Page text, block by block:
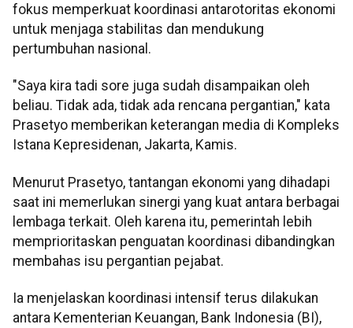
fokus memperkuat koordinasi antarotoritas ekonomi
untuk menjaga stabilitas dan mendukung
pertumbuhan nasional.
"Saya kira tadi sore juga sudah disampaikan oleh
beliau. Tidak ada, tidak ada rencana pergantian," kata
Prasetyo memberikan keterangan media di Kompleks
Istana Kepresidenan, Jakarta, Kamis.
Menurut Prasetyo, tantangan ekonomi yang dihadapi
saat ini memerlukan sinergi yang kuat antara berbagai
lembaga terkait. Oleh karena itu, pemerintah lebih
memprioritaskan penguatan koordinasi dibandingkan
membahas isu pergantian pejabat.
Ia menjelaskan koordinasi intensif terus dilakukan
antara Kementerian Keuangan, Bank Indonesia (BI),